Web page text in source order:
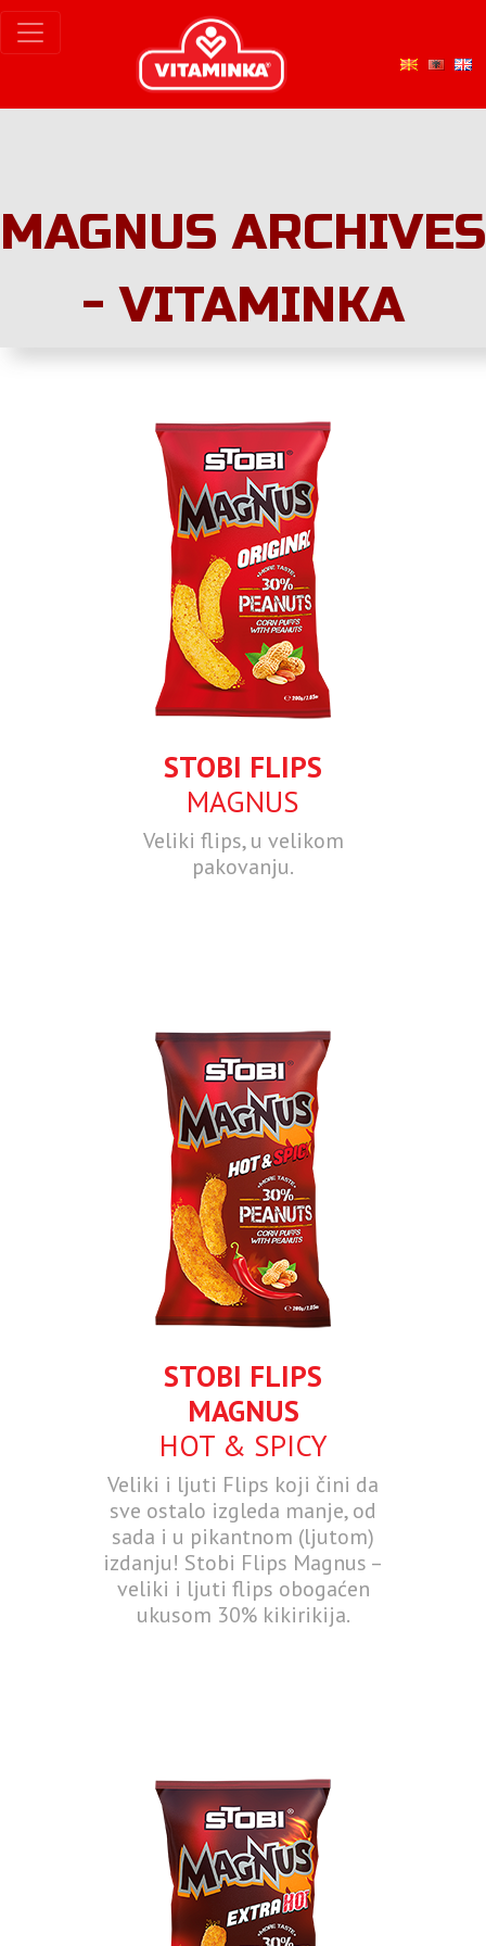
MAGNUS ARCHIVES
- VITAMINKA
STOBI FLIPS
MAGNUS
Veliki flips, u velikom
pakovanju.
STOBI FLIPS
MAGNUS
HOT & SPICY
Veliki i ljuti Flips koji čini da
sve ostalo izgleda manje, od
sada i u pikantnom (ljutom)
izdanju! Stobi Flips Magnus –
veliki i ljuti flips obogaćen
ukusom 30% kikirikija.